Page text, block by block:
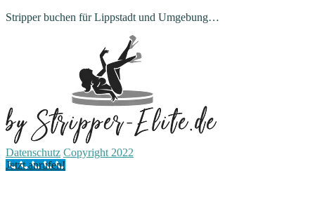
Stripper buchen für Lippstadt und Umgebung…
Datenschutz Copyright 2022
Jetzt anrufen!